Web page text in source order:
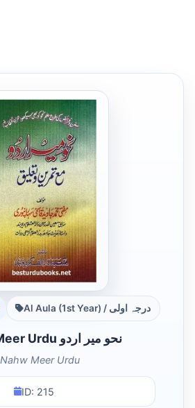
Al Aula (1st Year) / درجہ اولی
Nahw Meer Urdu نحو میر اردو
Nahw Meer Urdu
ID: 215